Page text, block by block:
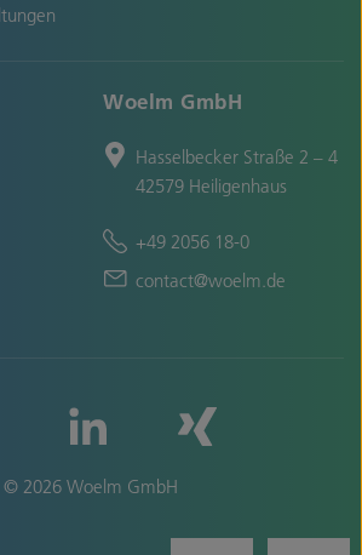
Woelm GmbH
Hasselbecker Straße 2 – 4
42579 Heiligenhaus
+49 2056 18-0
contact@woelm.de
© 2026 Woelm GmbH